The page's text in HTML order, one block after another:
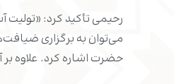
رحیمى تأکید کرد:
مى‌توان به برگزاری
حضرت اشاره کرد. علاوه